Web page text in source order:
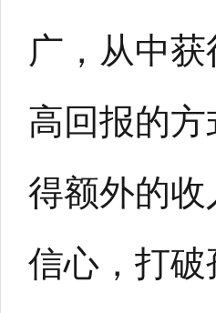
广，从中
高回报的
得额外的
信心，打